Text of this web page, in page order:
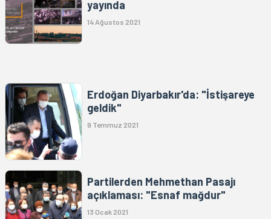
yayında
14 Ağustos 2021
Erdoğan Diyarbakır'da: "İstişareye
geldik"
9 Temmuz 2021
Partilerden Mehmethan Pasajı
açıklaması: "Esnaf mağdur"
13 Ocak 2021